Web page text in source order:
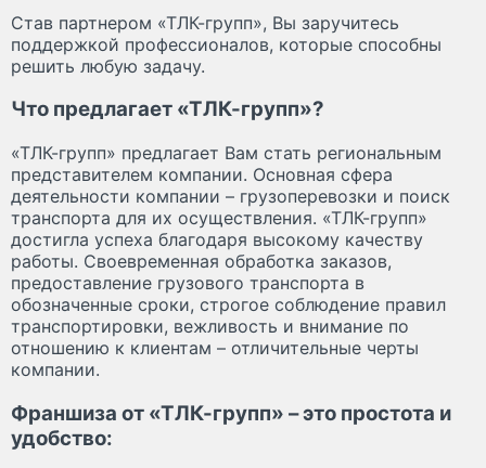
Став партнером «ТЛК-групп», Вы заручитесь
поддержкой профессионалов, которые способны
решить любую задачу.
Что предлагает «ТЛК-групп»?
«ТЛК-групп» предлагает Вам стать региональным
представителем компании. Основная сфера
деятельности компании – грузоперевозки и поиск
транспорта для их осуществления. «ТЛК-групп»
достигла успеха благодаря высокому качеству
работы. Своевременная обработка заказов,
предоставление грузового транспорта в
обозначенные сроки, строгое соблюдение правил
транспортировки, вежливость и внимание по
отношению к клиентам – отличительные черты
компании.
Франшиза от «ТЛК-групп» – это простота и
удобство: